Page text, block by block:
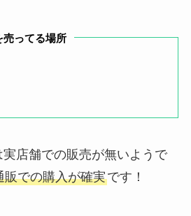
売ってる場所
店舗での販売が無いようで
販での購入が確実です！